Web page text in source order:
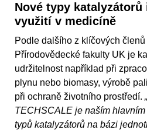
Nové typy
využití v medicíně
Podle dalšího z klíčových členů
Přírodovědecké fakulty UK je
udržitelnost například při
plynu nebo biomasy, výrobě
při ochraně životního prostředí.
TECHSCALE je naším
typů katalyzátorů na bázi